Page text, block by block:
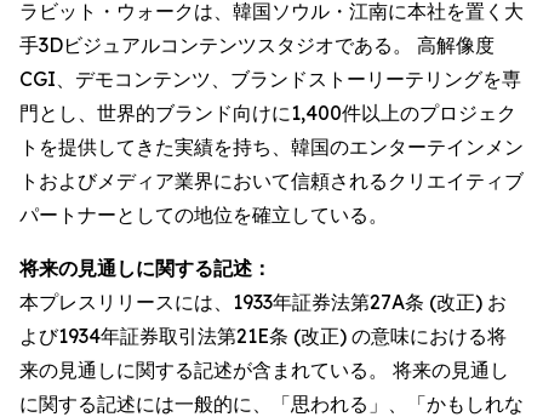
ラビット・ウォークは、韓国ソウル・江南に本社を置く大
手3Dビジュアルコンテンツスタジオである。 高解像度
CGI、デモコンテンツ、ブランドストーリーテリングを専
門とし、世界的ブランド向けに1,400件以上のプロジェク
トを提供してきた実績を持ち、韓国のエンターテインメン
トおよびメディア業界において信頼されるクリエイティブ
パートナーとしての地位を確立している。
将来の見通しに関する記述：
本プレスリリースには、1933年証券法第27A条 (改正) お
よび1934年証券取引法第21E条 (改正) の意味における将
来の見通しに関する記述が含まれている。 将来の見通し
に関する記述には一般的に、「思われる」、「かもしれな